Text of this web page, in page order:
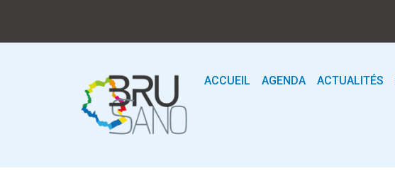
ACCUEIL AGENDA ACTUALITÉS